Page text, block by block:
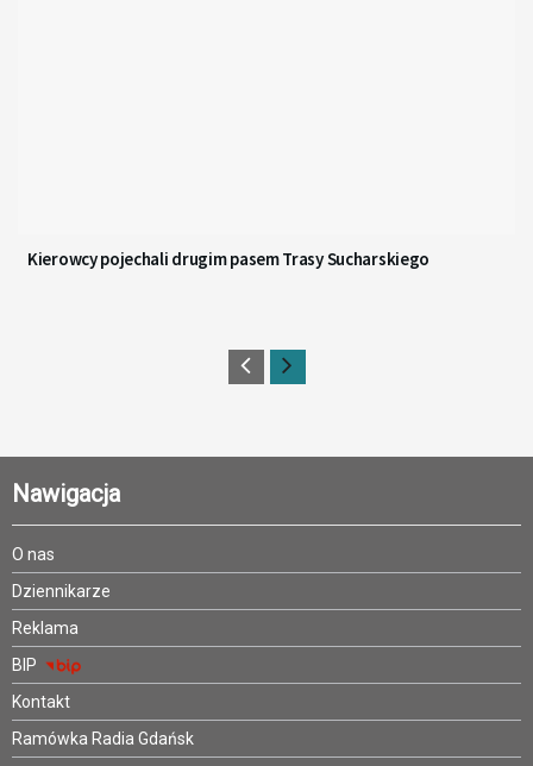
Kierowcy pojechali drugim pasem Trasy Sucharskiego
Nawigacja
O nas
Dziennikarze
Reklama
BIP
Kontakt
Ramówka Radia Gdańsk